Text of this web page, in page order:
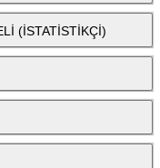
(İSTATİSTİKÇİ)